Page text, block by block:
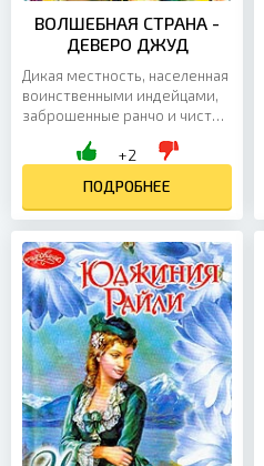
ВОЛШЕБНАЯ СТРАНА -
ДЕВЕРО ДЖУД
Дикая местность, населенная
воинственными индейцами,
заброшенные ранчо и чистые
золотоискателей, торговля
+2
ПОДРОБНЕЕ